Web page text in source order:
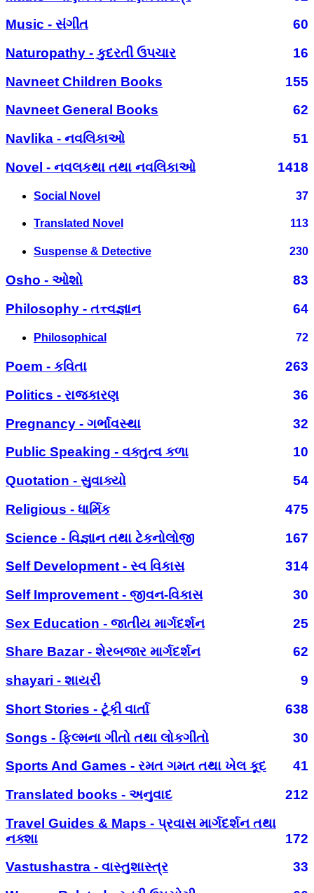
Music - સંગીત
60
Naturopathy - કુદરતી ઉપચાર
16
Navneet Children Books
155
Navneet General Books
62
Navlika - નવલિકાઓ
51
Novel - નવલકથા તથા નવલિકાઓ
1418
Social Novel 37
Translated Novel 113
Suspense & Detective 230
Osho - ઓશો
83
Philosophy - તત્ત્વજ્ઞાન
64
Philosophical 72
Poem - કવિતા
263
Politics - રાજકારણ
36
Pregnancy - ગર્ભાવસ્થા
32
Public Speaking - વક્તુત્વ કળા
10
Quotation - સુવાક્યો
54
Religious - ધાર્મિક
475
Science - વિજ્ઞાન તથા ટેકનોલોજી
167
Self Development - સ્વ વિકાસ
314
Self Improvement - જીવન-વિકાસ
30
Sex Education - જાતીય માર્ગદર્શન
25
Share Bazar - શેરબજાર માર્ગદર્શન
62
shayari - શાયરી
9
Short Stories - ટૂંકી વાર્તા
638
Songs - ફિલ્મના ગીતો તથા લોકગીતો
30
Sports And Games - રમત ગમત તથા ખેલ કૂદ
41
Translated books - અનુવાદ
212
Travel Guides & Maps - પ્રવાસ માર્ગદર્શન તથા
નક્શા
172
Vastushastra - વાસ્તુશાસ્ત્ર
33